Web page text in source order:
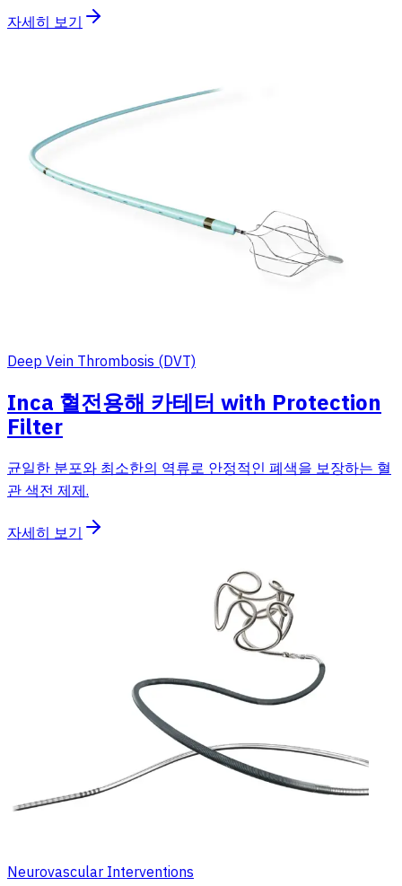
자세히 보기
Deep Vein Thrombosis (DVT)
Inca 혈전용해 카테터 with Protection
Filter
균일한 분포와 최소한의 역류로 안정적인 폐색을 보장하는 혈
관 색전 제제.
자세히 보기
Neurovascular Interventions